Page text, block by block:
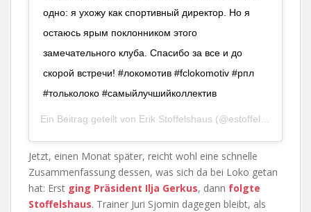
одно: я ухожу как спортивный директор. Но я
остаюсь ярым поклонником этого
замечательного клуба. Спасибо за все и до
скорой встречи! #локомотив #fclokomotiv #рпл
#тольколоко #самыйлучшийколлектив
Ein Beitrag geteilt von Erik Stoffelshaus (@estoffelshaus) am
Jetzt, einen Monat später, reicht wohl eine schnelle
Zusammenfassung dessen, was sich da bei Loko getan
hat: Erst ging Präsident Ilja Gerkus, dann folgte
Stoffelshaus. Trainer Juri Sjomin dagegen bleibt, als